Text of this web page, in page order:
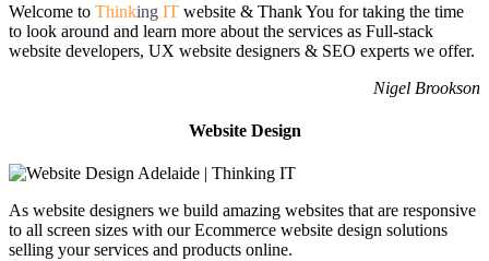
Welcome to Thinking IT website & Thank You for taking the time
to look around and learn more about the services as Full-stack
website developers, UX website designers & SEO experts we offer.
Nigel Brookson
Website Design
As website designers we build amazing websites that are responsive
to all screen sizes with our Ecommerce website design solutions
selling your services and products online.